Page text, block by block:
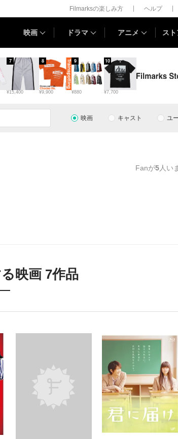
Filmarksの楽しみ方 ヘルプ
映画 ドラマ アニメ ス
¥15,400
7
¥9,900
8
¥880
9
¥7,700
10
映画 キャスト ユ
Fanが5人い
映画 7作品